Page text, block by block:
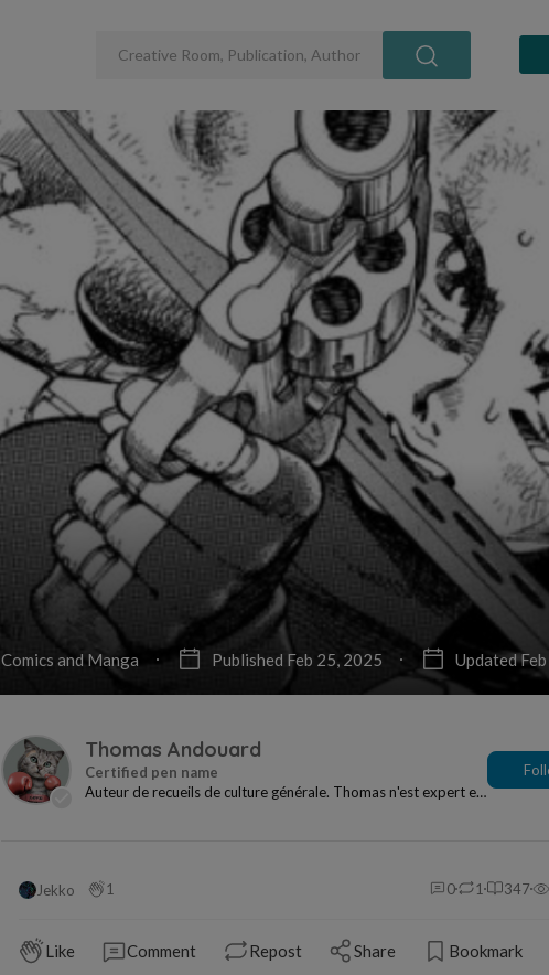
Comics and Manga Published Feb 25, 2025 Updated
Thomas Andouard
Auteur de recueils de culture générale. Thomas n'est expert en
Jekko 1 0 1 347
Like Comment Repost Share Bookmark